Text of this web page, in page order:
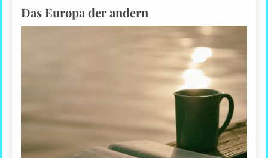
Das Europa der andern